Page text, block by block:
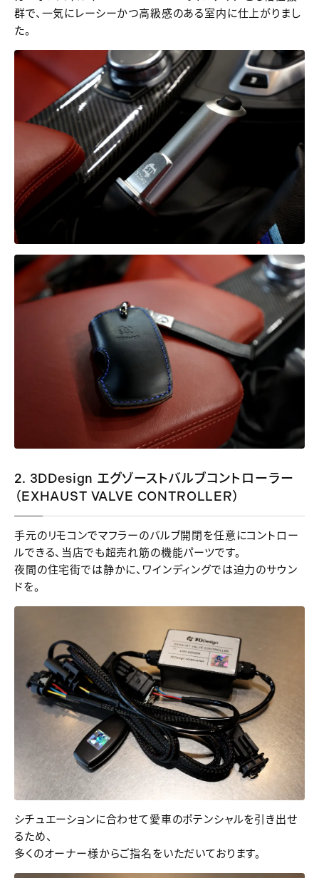
群で、一気にレーシーかつ高級感のある室内に仕上がりまし
た。
2. 3DDesign エグゾーストバルブコントローラー
（EXHAUST VALVE CONTROLLER）
手元のリモコンでマフラーのバルブ開閉を任意にコントロー
ルできる、当店でも超売れ筋の機能パーツです。
夜間の住宅街では静かに、ワインディングでは迫力のサウン
ドを。
シチュエーションに合わせて愛車のポテンシャルを引き出せ
るため、
多くのオーナー様からご指名をいただいております。